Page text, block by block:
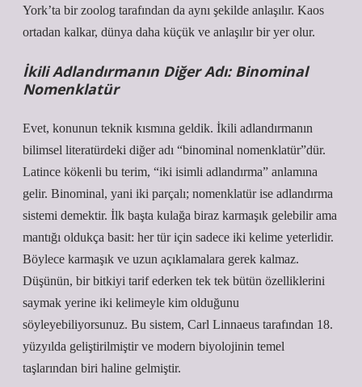
York’ta bir zoolog tarafından da aynı şekilde anlaşılır. Kaos
ortadan kalkar, dünya daha küçük ve anlaşılır bir yer olur.
İkili Adlandırmanın Diğer Adı: Binominal
Nomenklatür
Evet, konunun teknik kısmına geldik. İkili adlandırmanın
bilimsel literatürdeki diğer adı “binominal nomenklatür”dür.
Latince kökenli bu terim, “iki isimli adlandırma” anlamına
gelir. Binominal, yani iki parçalı; nomenklatür ise adlandırma
sistemi demektir. İlk başta kulağa biraz karmaşık gelebilir ama
mantığı oldukça basit: her tür için sadece iki kelime yeterlidir.
Böylece karmaşık ve uzun açıklamalara gerek kalmaz.
Düşünün, bir bitkiyi tarif ederken tek tek bütün özelliklerini
saymak yerine iki kelimeyle kim olduğunu
söyleyebiliyorsunuz. Bu sistem, Carl Linnaeus tarafından 18.
yüzyılda geliştirilmiştir ve modern biyolojinin temel
taşlarından biri haline gelmiştir.